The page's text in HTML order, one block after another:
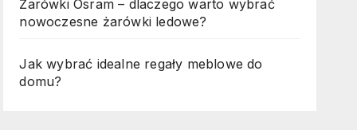
Żarówki Osram – dlaczego warto wybrać
nowoczesne żarówki ledowe?
Jak wybrać idealne regały meblowe do
domu?